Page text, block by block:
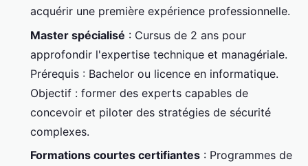
acquérir une première expérience professionnelle.
Master spécialisé : Cursus de 2 ans pour
approfondir l'expertise technique et managériale.
Prérequis : Bachelor ou licence en informatique.
Objectif : former des experts capables de
concevoir et piloter des stratégies de sécurité
complexes.
Formations courtes certifiantes : Programmes de